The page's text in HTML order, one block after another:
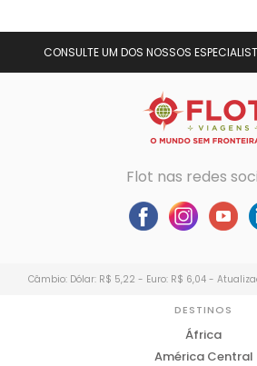
CONSULTE UM DOS NOSSOS
Flot nas redes
Câmbio: Dólar: R$ 5,22 - Euro: R$ 6,04 -
DESTINOS
África
América Central